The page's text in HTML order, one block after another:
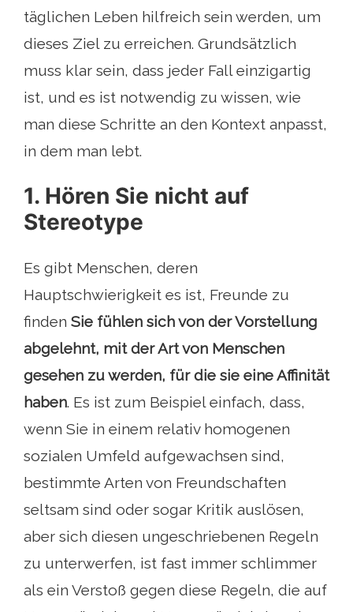
täglichen Leben hilfreich sein werden, um
dieses Ziel zu erreichen. Grundsätzlich
muss klar sein, dass jeder Fall einzigartig
ist, und es ist notwendig zu wissen, wie
man diese Schritte an den Kontext anpasst,
in dem man lebt.
1. Hören Sie nicht auf
Stereotype
Es gibt Menschen, deren
Hauptschwierigkeit es ist, Freunde zu
finden Sie fühlen sich von der Vorstellung
abgelehnt, mit der Art von Menschen
gesehen zu werden, für die sie eine Affinität
haben. Es ist zum Beispiel einfach, dass,
wenn Sie in einem relativ homogenen
sozialen Umfeld aufgewachsen sind,
bestimmte Arten von Freundschaften
seltsam sind oder sogar Kritik auslösen,
aber sich diesen ungeschriebenen Regeln
zu unterwerfen, ist fast immer schlimmer
als ein Verstoß gegen diese Regeln, die auf